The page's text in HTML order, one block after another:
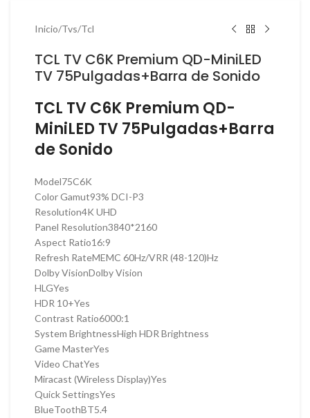
Inicio/Tvs/Tcl
TCL TV C6K Premium QD-MiniLED
TV 75Pulgadas+Barra de Sonido
TCL TV C6K Premium QD-
MiniLED TV 75Pulgadas+Barra
de Sonido
Model75C6K
Color Gamut93% DCI-P3
Resolution4K UHD
Panel Resolution3840*2160
Aspect Ratio16:9
Refresh RateMEMC 60Hz/VRR (48-120)Hz
Dolby VisionDolby Vision
HLGYes
HDR 10+Yes
Contrast Ratio6000:1
System BrightnessHigh HDR Brightness
Game MasterYes
Video ChatYes
Miracast (Wireless Display)Yes
Quick SettingsYes
BlueToothBT5.4